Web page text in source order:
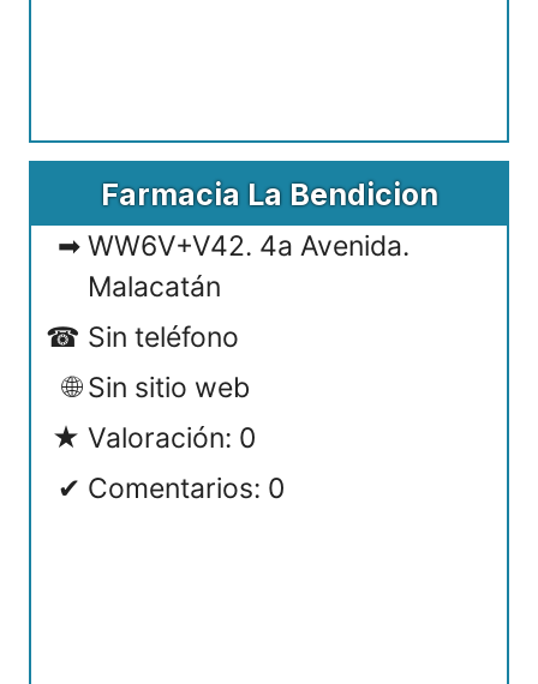
Farmacia La Bendicion
WW6V+V42. 4a Avenida.
Malacatán
Sin teléfono
Sin sitio web
Valoración: 0
Comentarios: 0